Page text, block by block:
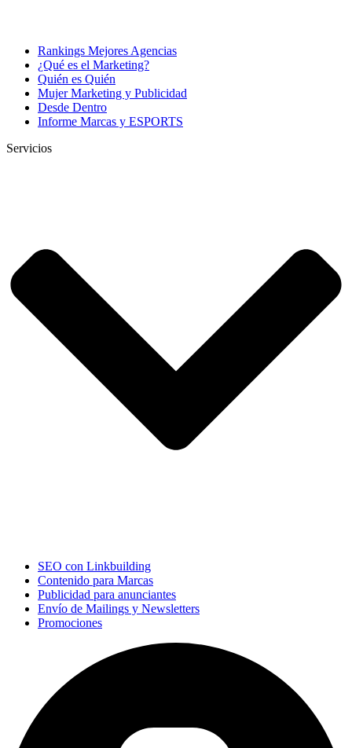
Rankings Mejores Agencias
¿Qué es el Marketing?
Quién es Quién
Mujer Marketing y Publicidad
Desde Dentro
Informe Marcas y ESPORTS
Servicios
SEO con Linkbuilding
Contenido para Marcas
Publicidad para anunciantes
Envío de Mailings y Newsletters
Promociones